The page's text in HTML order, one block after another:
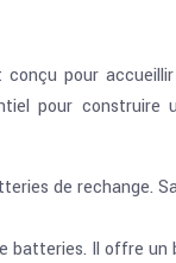
pour
pour construire
de rechange.
batteries. Il offre